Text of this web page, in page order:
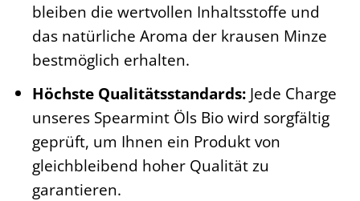
bleiben die wertvollen Inhaltsstoffe und
das natürliche Aroma der krausen Minze
bestmöglich erhalten.
Höchste Qualitätsstandards:Jede Charge
unseres Spearmint Öls Bio wird sorgfältig
geprüft, um Ihnen ein Produkt von
gleichbleibend hoher Qualität zu
garantieren.